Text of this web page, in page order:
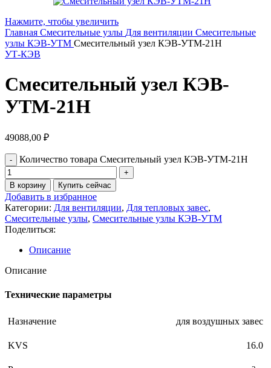
Нажмите, чтобы увеличить
Главная Смесительные узлы Для вентиляции Смесительные
узлы КЭВ-УТМ Смесительный узел КЭВ-УТМ-21Н
УТ-КЭВ
Смесительный узел КЭВ-
УТМ-21Н
49088,00 ₽
Количество товара Смесительный узел КЭВ-УТМ-21Н
В корзину Купить сейчас
Добавить в избранное
Категории: Для вентиляции, Для тепловых завес,
Смесительные узлы, Смесительные узлы КЭВ-УТМ
Поделиться:
Описание
Описание
Технические параметры
Назначение для воздушных завес
KVS 16.0